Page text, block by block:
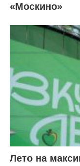
«Москино»
Лето на